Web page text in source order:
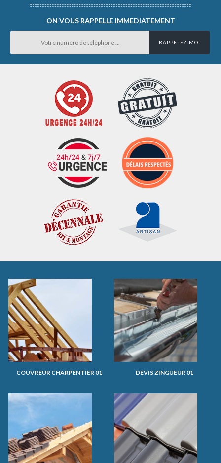
ON VOUS RAPPELLE IMMEDIATEMENT
COUVREUR CHARPENTIER 01 DEVIS ZINGUEUR 01